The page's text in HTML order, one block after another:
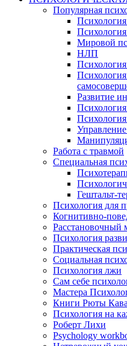
Популярная
Мировой
НЛП
Развитие
Работа с травмой
Специальная
Гештальт-
Психология для
Когнитивно-
Расстановочный
Психология
Практическая
Социальная
Психология лжи
Сам себе
Мастера
Книги Рюты
Психология на
Роберт Лихи
Psychology